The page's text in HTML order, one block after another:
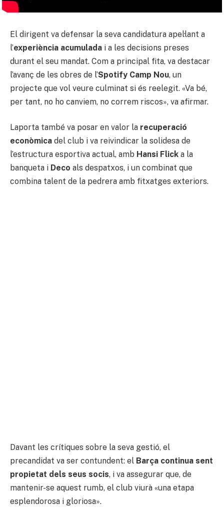
El dirigent va defensar la seva candidatura apel·lant a
l’experiència acumulada i a les decisions preses
durant el seu mandat. Com a principal fita, va destacar
l’avanç de les obres de l’Spotify Camp Nou, un
projecte que vol veure culminat si és reelegit. «Va bé,
per tant, no ho canviem, no correm riscos», va afirmar.
Laporta també va posar en valor la recuperació
econòmica del club i va reivindicar la solidesa de
l’estructura esportiva actual, amb Hansi Flick a la
banqueta i Deco als despatxos, i un combinat que
combina talent de la pedrera amb fitxatges exteriors.
Davant les crítiques sobre la seva gestió, el
precandidat va ser contundent: el Barça continua sent
propietat dels seus socis, i va assegurar que, de
mantenir-se aquest rumb, el club viurà «una etapa
esplendorosa i gloriosa».